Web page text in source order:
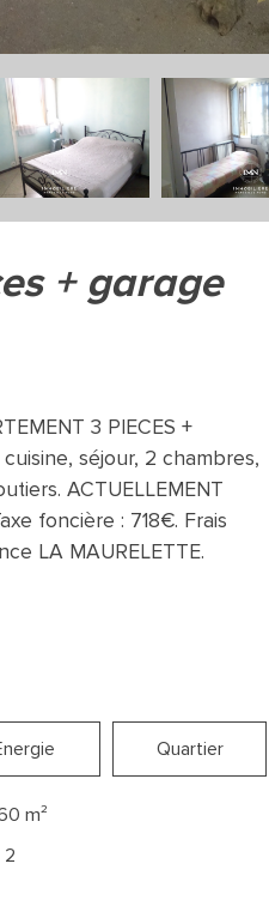
+ garage
3 PIECES +
séjour, 2 chambres,
ACTUELLEMENT
foncière : 718€. Frais
LA MAURELETTE.
Quartier
m²
2